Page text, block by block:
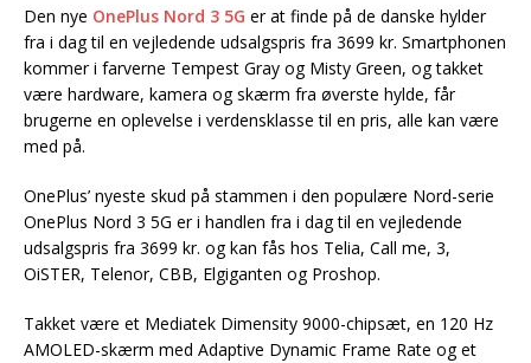
Den nye OnePlus Nord 3 5G er at finde på de danske hylder
fra i dag til en vejledende udsalgspris fra 3699 kr. Smartphonen
kommer i farverne Tempest Gray og Misty Green, og takket
være hardware, kamera og skærm fra øverste hylde, får
brugerne en oplevelse i verdensklasse til en pris, alle kan være
med på.
OnePlus’ nyeste skud på stammen i den populære Nord-serie
OnePlus Nord 3 5G er i handlen fra i dag til en vejledende
udsalgspris fra 3699 kr. og kan fås hos Telia, Call me, 3,
OiSTER, Telenor, CBB, Elgiganten og Proshop.
Takket være et Mediatek Dimensity 9000-chipsæt, en 120 Hz
AMOLED-skærm med Adaptive Dynamic Frame Rate og et